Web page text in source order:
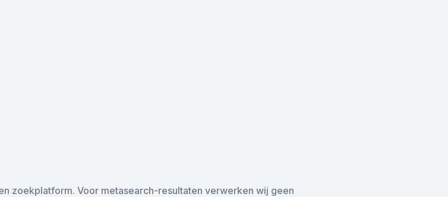
zoekplatform. Voor metasearch-resultaten verwerken wij geen